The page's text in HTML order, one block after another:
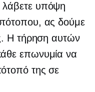
υπόψη
ας δούμε
Η τήρηση αυτών
επωνυμία να
της σε